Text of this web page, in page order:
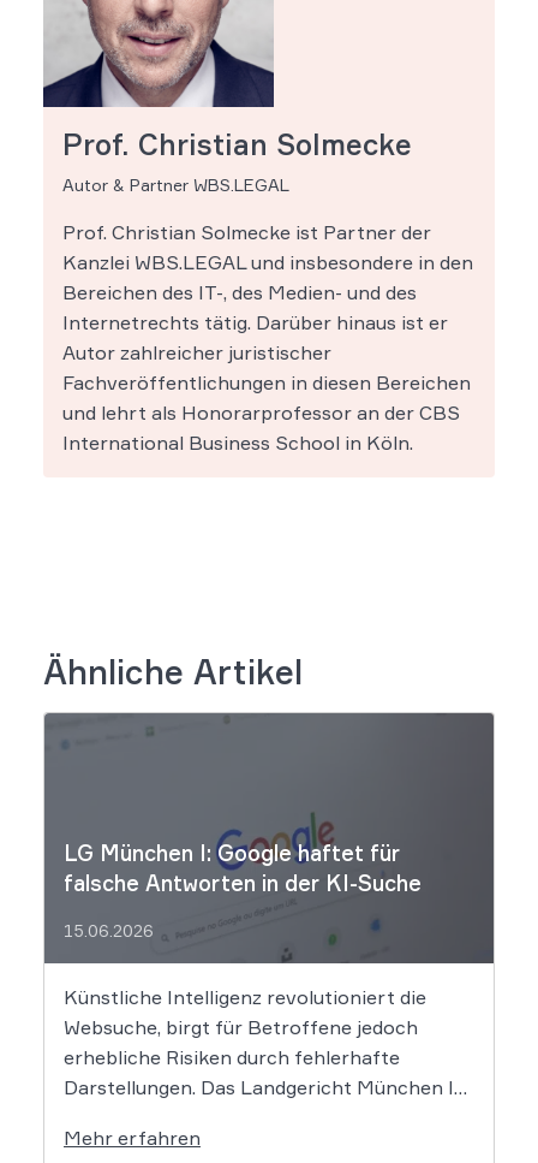
Prof. Christian Solmecke
Autor & Partner WBS.LEGAL
Prof. Christian Solmecke ist Partner der
Kanzlei WBS.LEGAL und insbesondere in den
Bereichen des IT-, des Medien- und des
Internetrechts tätig. Darüber hinaus ist er
Autor zahlreicher juristischer
Fachveröffentlichungen in diesen Bereichen
und lehrt als Honorarprofessor an der CBS
International Business School in Köln.
Ähnliche Artikel
LG München I: Google haftet für
falsche Antworten in der KI-Suche
15.06.2026
Künstliche Intelligenz revolutioniert die
Websuche, birgt für Betroffene jedoch
erhebliche Risiken durch fehlerhafte
Darstellungen. Das Landgericht München I
rechtliche Grenzen. Werden durch die
Mehr erfahren